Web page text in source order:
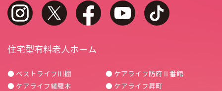
instagram twitter facebook youtube
住宅型有料老人ホーム
● ベストライフ川棚
● ケアライフ綾羅木
● ケアライフ防府Ⅱ番館
● ケアライフ昇町